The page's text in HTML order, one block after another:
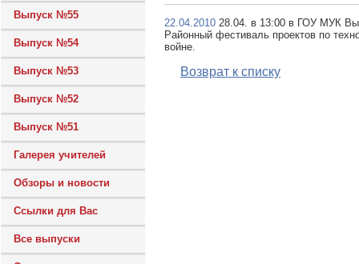
Выпуск №55
Выпуск №54
Выпуск №53
Выпуск №52
Выпуск №51
Галерея учителей
Обзоры и новости
Ссылки для Вас
Все выпуски
22.04.2010 28.04. в 13:00 в ГОУ МУК
Районный фестиваль проектов по
войне.
Возврат к списку